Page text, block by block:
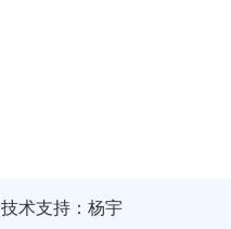
技术支持：杨宇